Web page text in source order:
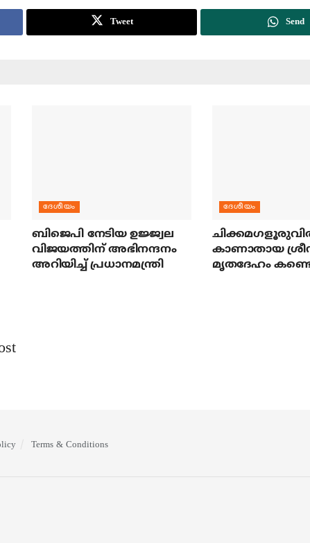
Tweet Send
ദേശീയം
ബിജെപി നേടിയ ഉജ്ജ്വല
വിജയത്തിന് അഭിനന്ദനം
അറിയിച്ച് പ്രധാനമന്ത്രി
ദേശീയം
കാണാതായ
മൃതദേഹം
Terms & Conditions